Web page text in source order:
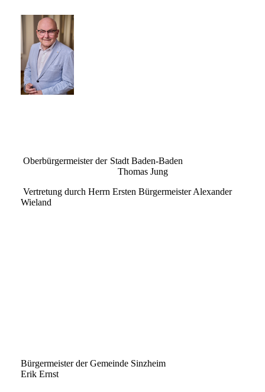
Oberbürgermeister der Stadt Baden-Baden
Thomas Jung
Vertretung durch Herrn Ersten Bürgermeister Alexander
Wieland
Bürgermeister der Gemeinde Sinzheim
Erik Ernst